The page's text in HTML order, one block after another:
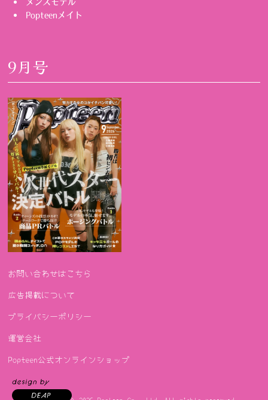
メンズモデル
Popteenメイト
9月号
お問い合わせはこちら
広告掲載について
プライバシーポリシー
運営会社
Popteen公式オンラインショップ